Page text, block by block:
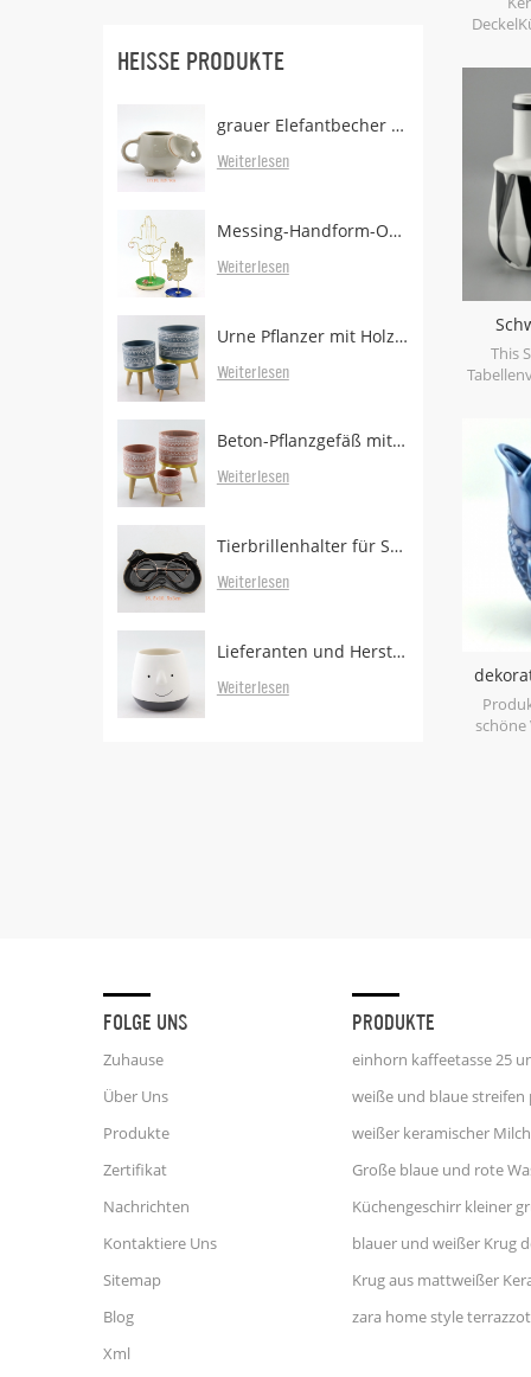
HEISSE PRODUKTE
grauer Elefantbecher mit Teebeutelhalter
Weiterlesen
Messing-Handform-Ohrringständer mit Tablett
Weiterlesen
Urne Pflanzer mit Holzbeinen
Weiterlesen
Beton-Pflanzgefäß mit bewaldeten Beinen zum Verkauf
Weiterlesen
Tierbrillenhalter für Schreibtisch
Weiterlesen
Lieferanten und Hersteller von Pflanzgefäßen
Weiterlesen
kann
aus
This
schöne
Ende.
Fabrik
FOLGE UNS
Zuhause
Über Uns
Produkte
Zertifikat
Nachrichten
Kontaktiere Uns
Sitemap
Blog
Xml
PRODUKTE
Krug aus mattweißer